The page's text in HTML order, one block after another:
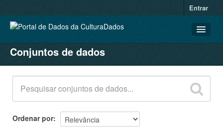
Entrar
CONJUNTOS DE DADOS
ORGANIZAÇÕES
GRUPOS
SOBRE
Conjuntos de dados
Ordenar por